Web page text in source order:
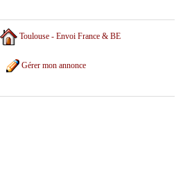
Toulouse - Envoi France & BE
Gérer mon annonce